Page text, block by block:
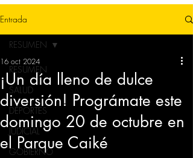
Entrada
RESUMEN
SALUD
DEPORTES
JUDICIAL
GOBIERNO
RESUMEN
¡Un día lleno de dulce
diversión! Prográmate este
domingo 20 de octubre en
el Parque Caiké
16 oct 2024